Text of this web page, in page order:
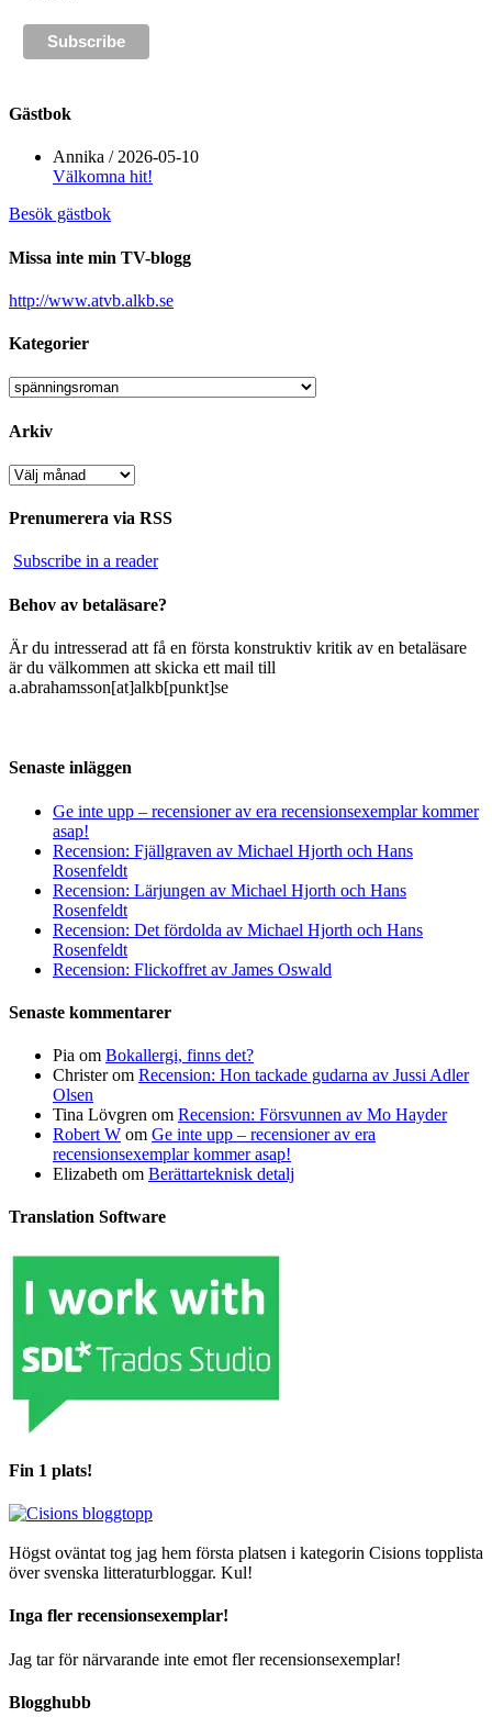
Gästbok
Annika / 2026-05-10
Välkomna hit!
Besök gästbok
Missa inte min TV-blogg
http://www.atvb.alkb.se
Kategorier
Kategorier
Arkiv
Arkiv
Prenumerera via RSS
Subscribe in a reader
Behov av betaläsare?
Är du intresserad att få en första konstruktiv kritik av en betaläsare
är du välkommen att skicka ett mail till
a.abrahamsson[at]alkb[punkt]se
Senaste inläggen
Ge inte upp – recensioner av era recensionsexemplar kommer
asap!
Recension: Fjällgraven av Michael Hjorth och Hans
Rosenfeldt
Recension: Lärjungen av Michael Hjorth och Hans
Rosenfeldt
Recension: Det fördolda av Michael Hjorth och Hans
Rosenfeldt
Recension: Flickoffret av James Oswald
Senaste kommentarer
Pia om Bokallergi, finns det?
Christerom Recension: Hon tackade gudarna av Jussi Adler
Olsen
Tina Lövgren om Recension: Försvunnen av Mo Hayder
Robert W om Ge inte upp – recensioner av era
recensionsexemplar kommer asap!
Elizabeth om Berättarteknisk detalj
Translation Software
Fin 1 plats!
Högst oväntat tog jag hem första platsen i kategorin Cisions topplista
över svenska litteraturbloggar. Kul!
Inga fler recensionsexemplar!
Jag tar för närvarande inte emot fler recensionsexemplar!
Blogghubb